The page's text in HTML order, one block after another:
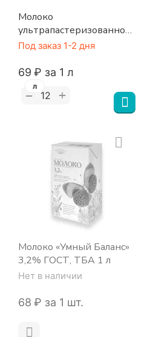
Молоко
ультрапастеризованное
3,2% 1 л ПРОМОЛАТ
Под заказ 1-2 дня
‍69‍ ₽ за 1 л
− +
л
Молоко «Умный Баланс»
3,2% ГОСТ, ТБА 1 л
Нет в наличии
‍68‍ ₽ за 1 шт.